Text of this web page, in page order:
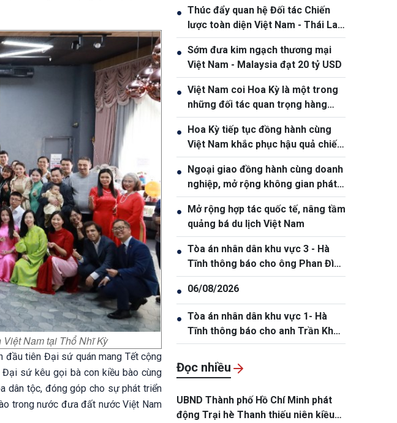
Nam tại Thổ Nhĩ Kỳ
đầu tiên Đại sứ quán mang Tết cộng
sứ kêu gọi bà con kiều bào cùng
dân tộc, đóng góp cho sự phát triển
trong nước đưa đất nước Việt Nam
● Thúc đẩy quan hệ Đối tác Chiến
lược toàn diện Việt Nam - Thái Lan
ngày càng thực chất và hiệu quả
● Sớm đưa kim ngạch thương mại
Việt Nam - Malaysia đạt 20 tỷ USD
● Việt Nam coi Hoa Kỳ là một trong
những đối tác quan trọng hàng
đầu
● Hoa Kỳ tiếp tục đồng hành cùng
Việt Nam khắc phục hậu quả chiến
tranh
● Ngoại giao đồng hành cùng doanh
nghiệp, mở rộng không gian phát
triển cho Việt Nam
● Mở rộng hợp tác quốc tế, nâng tầm
quảng bá du lịch Việt Nam
● Tòa án nhân dân khu vực 3 - Hà
Tĩnh thông báo cho ông Phan Đình
Thắng, sinh năm 2005
● 06/08/2026
● Tòa án nhân dân khu vực 1- Hà
Tĩnh thông báo cho anh Trần Khắc
Thanh, sinh năm 1988.
Đọc nhiều
UBND Thành phố Hồ Chí Minh phát
động Trại hè Thanh thiếu niên kiều